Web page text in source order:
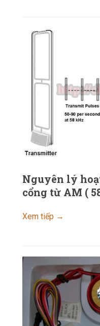
Nguyên lý
cổng từ AM (
Xem tiếp →